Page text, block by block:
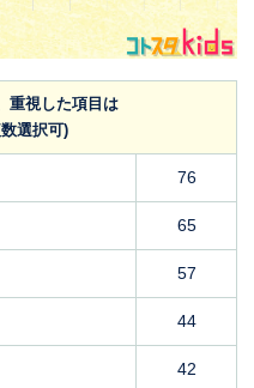
重視した項目は
選択可)
76
65
57
44
42